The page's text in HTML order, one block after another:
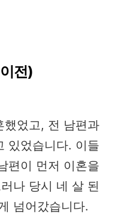
전)
했었고, 전 남편과
있었습니다. 이들
편이 먼저 이혼을
나 당시 네 살 된
넘어갔습니다.